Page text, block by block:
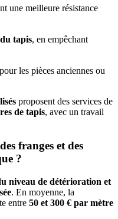
une meilleure résistance
tapis, en empêchant
les pièces anciennes ou
proposent des services de
de tapis, avec un travail
franges et des
?
niveau de détérioration et
. En moyenne, la
entre 50 et 300 € par mètre